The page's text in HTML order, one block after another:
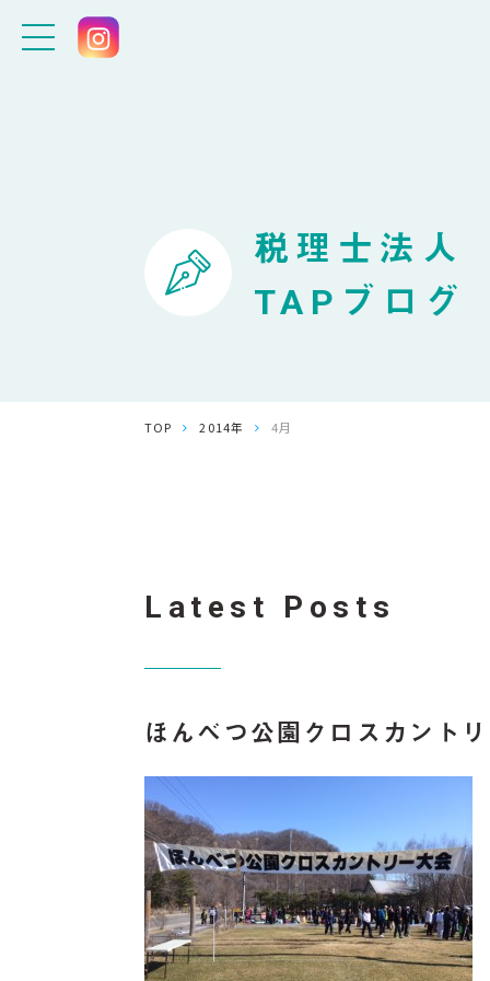
税理士法人
TAPブログ
TOP 2014年 4月
Latest Posts
ほんべつ公園クロスカント